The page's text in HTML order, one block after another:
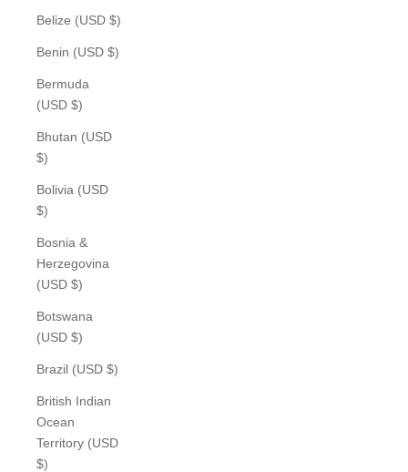
Belize (USD $)
Benin (USD $)
Bermuda
(USD $)
Bhutan (USD
$)
Bolivia (USD
$)
Bosnia &
Herzegovina
(USD $)
Botswana
(USD $)
Brazil (USD $)
British Indian
Ocean
Territory (USD
$)